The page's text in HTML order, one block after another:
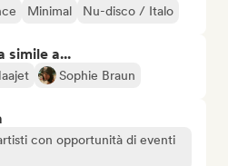
Minimal Nu-disco / Italo
simile a...
Sophie Braun
con opportunità di eventi